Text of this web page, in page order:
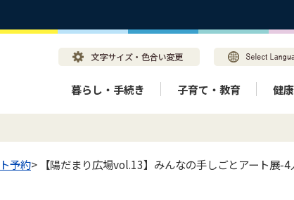
暮らし・手続き 子育て・教育 健
予約> 【陽だまり広場vol.13】みんなの手しごとアート展-4